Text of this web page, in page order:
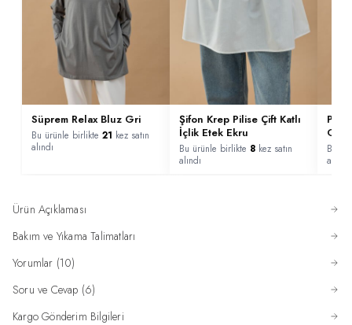
Süprem Relax Bluz Gri
Bu ürünle birlikte 21 kez satın
alındı
Şifon Krep Pilise Çift Katlı
İçlik Etek Ekru
Bu ürünle birlikte 8 kez satın
alındı
Gri
Bu
alındı
Ürün Açıklaması
Bakım ve Yıkama Talimatları
Yorumlar (10)
Soru ve Cevap (6)
Kargo Gönderim Bilgileri